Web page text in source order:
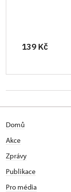
139 Kč
Domů
Akce
Zprávy
Publikace
Pro média